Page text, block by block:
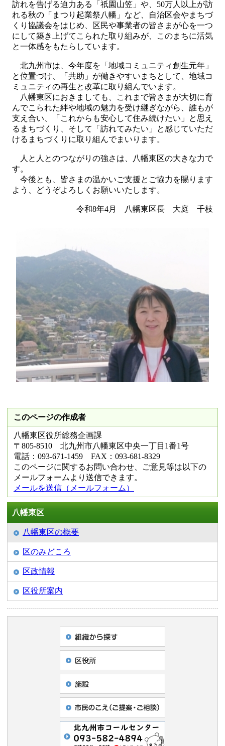
訪れを告げる迫力ある「祇園山笠」や、50万人以上が訪
れる秋の「まつり起業祭八幡」など、自治区会やまちづ
くり協議会をはじめ、区民や事業者の皆さまが心を一つ
にして築き上げてこられた取り組みが、このまちに活気
と一体感をもたらしています。
北九州市は、今年度を「地域コミュニティ創生元年」
と位置づけ、「共助」が働きやすいまちとして、地域コ
ミュニティの再生と改革に取り組んでいます。
八幡東区におきましても、これまで皆さまが大切に育
んでこられた絆や地域の魅力を受け継ぎながら、誰もが
支え合い、「これからも安心して住み続けたい」と思え
るまちづくり、そして「訪れてみたい」と感じていただ
けるまちづくりに取り組んでまいります。
人と人とのつながりの強さは、八幡東区の大きな力で
す。
今後とも、皆さまの温かいご支援とご協力を賜ります
よう、どうぞよろしくお願いいたします。
令和8年4月 八幡東区長 大庭 千枝
このページの作成者
八幡東区役所総務企画課
〒805-8510 北九州市八幡東区中央一丁目1番1号
電話：093-671-1459 FAX：093-681-8329
このページに関するお問い合わせ、ご意見等は以下の
メールフォームより送信できます。
メールを送信（メールフォーム）
八幡東区
八幡東区の概要
区のみどころ
区政情報
区役所案内